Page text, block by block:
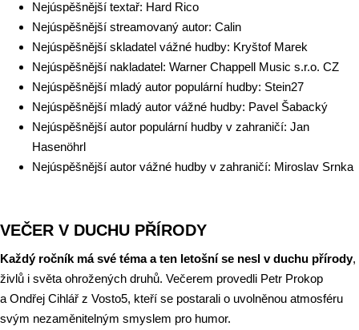
Nejúspěšnější textař: Hard Rico
Nejúspěšnější streamovaný autor: Calin
Nejúspěšnější skladatel vážné hudby: Kryštof Marek
Nejúspěšnější nakladatel: Warner Chappell Music s.r.o. CZ
Nejúspěšnější mladý autor populární hudby: Stein27
Nejúspěšnější mladý autor vážné hudby: Pavel Šabacký
Nejúspěšnější autor populární hudby v zahraničí: Jan
Hasenöhrl
Nejúspěšnější autor vážné hudby v zahraničí: Miroslav Srnka
VEČER V DUCHU PŘÍRODY
Každý ročník má své téma a ten letošní se nesl v duchu přírody,
živlů i světa ohrožených druhů. Večerem provedli Petr Prokop
a Ondřej Cihlář z Vosto5, kteří se postarali o uvolněnou atmosféru
svým nezaměnitelným smyslem pro humor.